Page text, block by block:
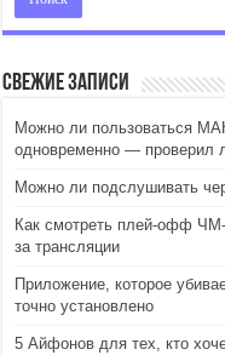
Свежие записи
Можно ли пользоваться
одновременно — проверил
Можно ли подслушивать
Как смотреть плей-офф
за трансляции
Приложение, которое
точно установлено
5 Айфонов для тех, кто